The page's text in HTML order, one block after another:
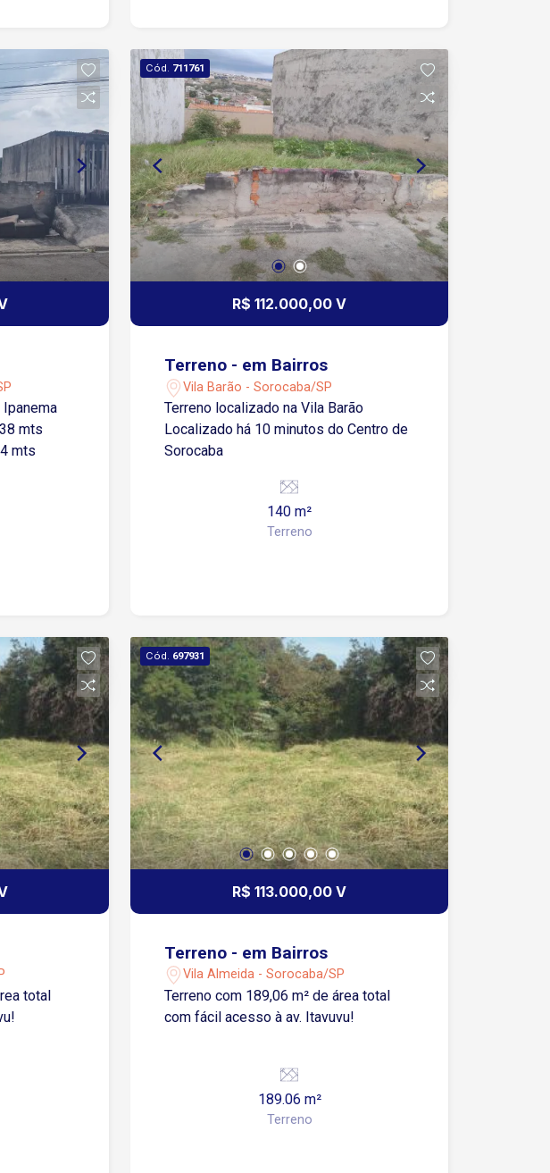
mts
mts
Cód. 711761
R$ 112.000,00 V
Terreno - em Bairros
Vila Barão - Sorocaba/SP
Terreno localizado na Vila Barão
Localizado há 10 minutos do Centro de
Sorocaba
140 m²
Terreno
total
Cód. 697931
R$ 113.000,00 V
Terreno - em Bairros
Vila Almeida - Sorocaba/SP
Terreno com 189,06 m² de área total
com fácil acesso à av. Itavuvu!
189.06 m²
Terreno